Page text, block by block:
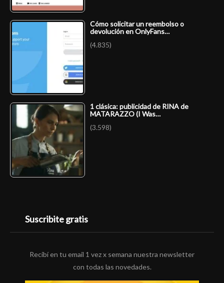
Cómo solicitar un reembolso o
devolución en OnlyFans…
(4.835)
1 clásica: publicidad de RINA de
MATARAZZO (I Was…
(3.598)
Suscribite gratis
Recibí en tu email 1 vez x semana nuestra newsletter
con todas las novedades.